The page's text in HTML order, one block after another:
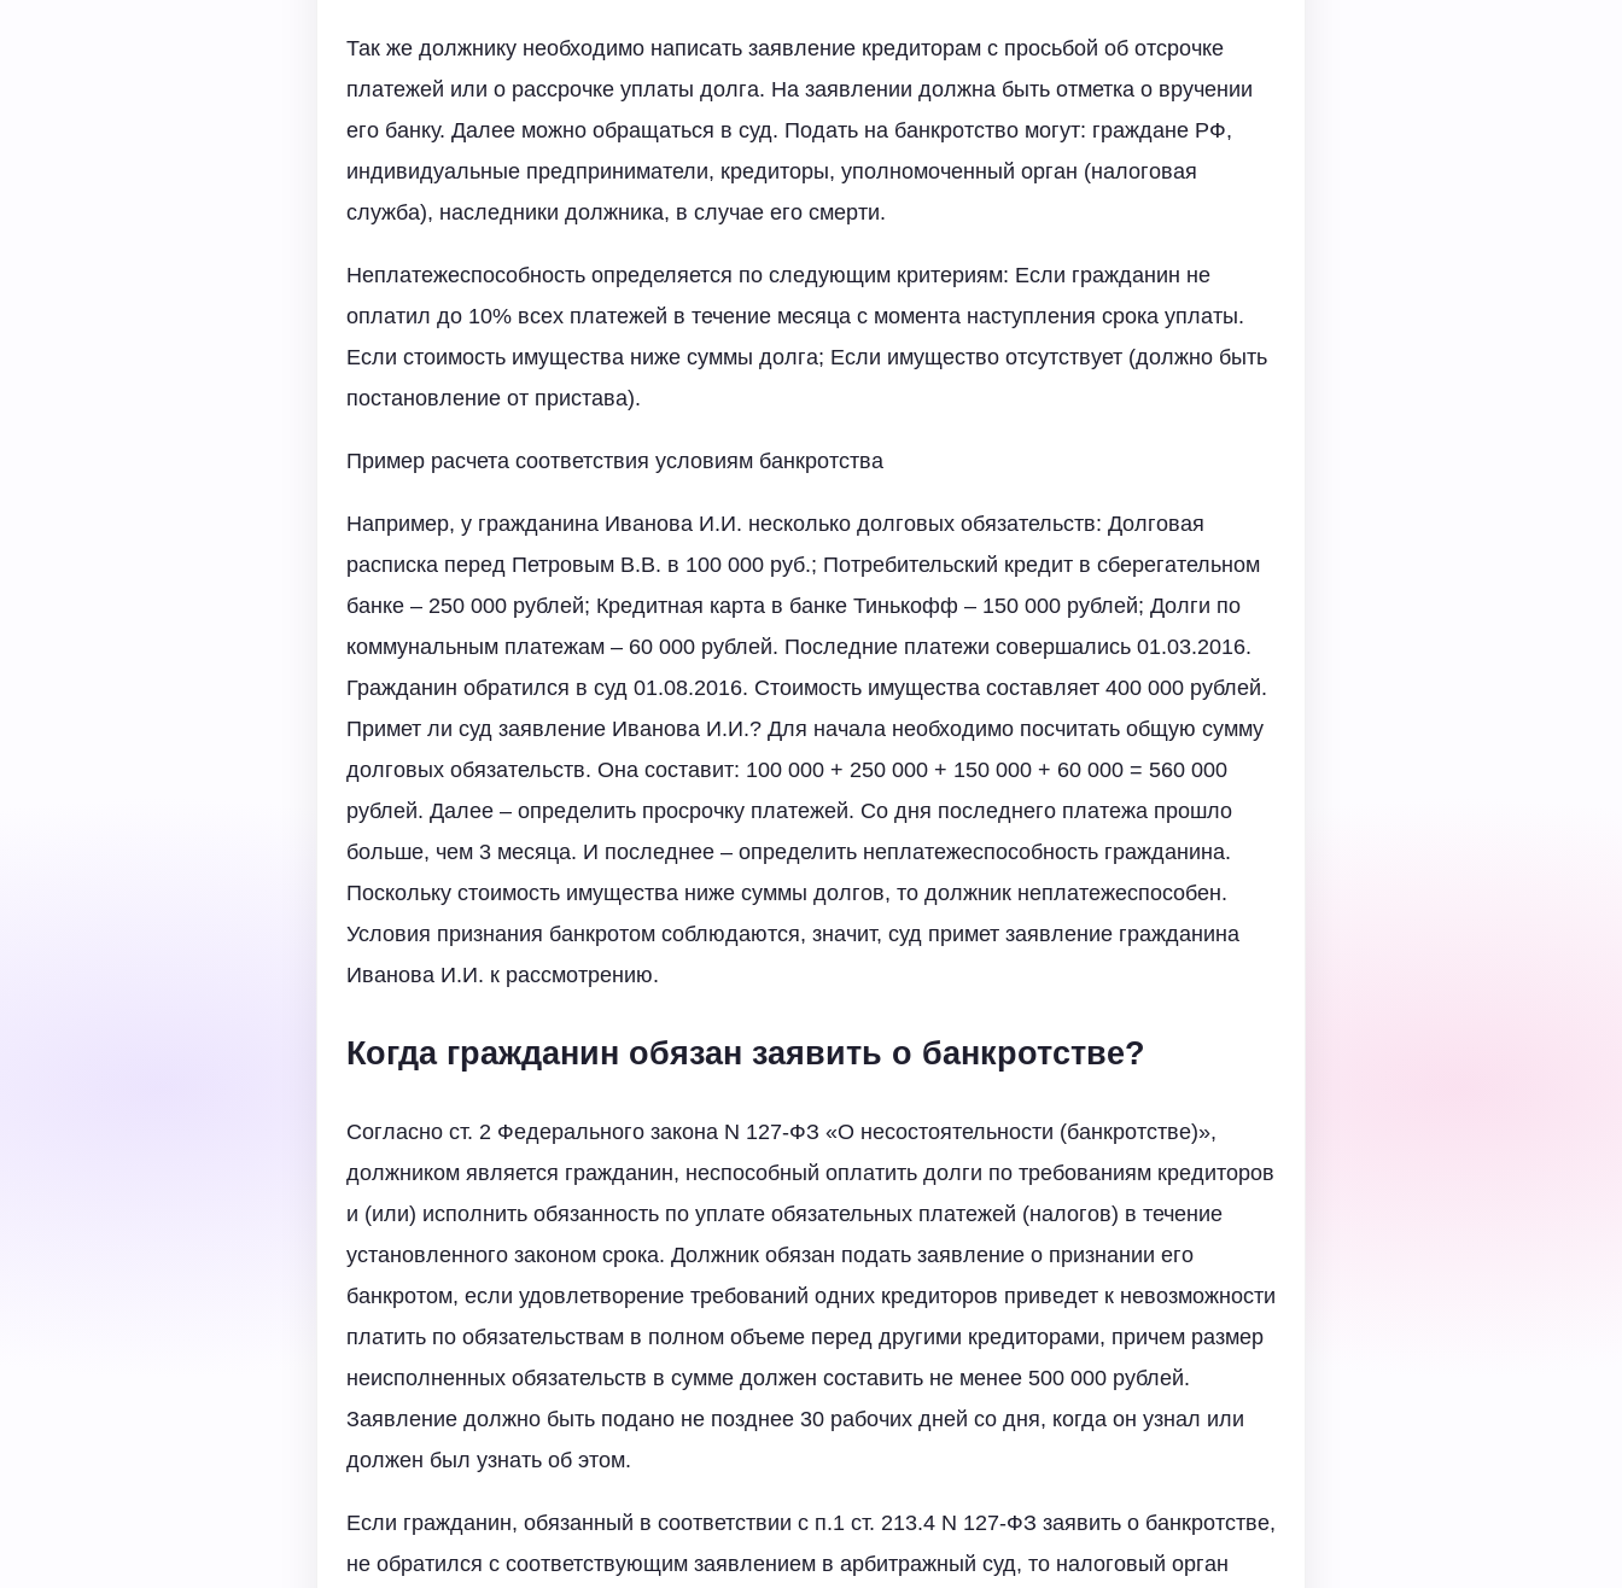
Так же должнику необходимо написать заявление кредиторам с просьбой об отсрочке
платежей или о рассрочке уплаты долга. На заявлении должна быть отметка о вручении
его банку. Далее можно обращаться в суд. Подать на банкротство могут: граждане РФ,
индивидуальные предприниматели, кредиторы, уполномоченный орган (налоговая
служба), наследники должника, в случае его смерти.
Неплатежеспособность определяется по следующим критериям: Если гражданин не
оплатил до 10% всех платежей в течение месяца с момента наступления срока уплаты.
Если стоимость имущества ниже суммы долга; Если имущество отсутствует (должно быть
постановление от пристава).
Пример расчета соответствия условиям банкротства
Например, у гражданина Иванова И.И. несколько долговых обязательств: Долговая
расписка перед Петровым В.В. в 100 000 руб.; Потребительский кредит в сберегательном
банке – 250 000 рублей; Кредитная карта в банке Тинькофф – 150 000 рублей; Долги по
коммунальным платежам – 60 000 рублей. Последние платежи совершались 01.03.2016.
Гражданин обратился в суд 01.08.2016. Стоимость имущества составляет 400 000 рублей.
Примет ли суд заявление Иванова И.И.? Для начала необходимо посчитать общую сумму
долговых обязательств. Она составит: 100 000 + 250 000 + 150 000 + 60 000 = 560 000
рублей. Далее – определить просрочку платежей. Со дня последнего платежа прошло
больше, чем 3 месяца. И последнее – определить неплатежеспособность гражданина.
Поскольку стоимость имущества ниже суммы долгов, то должник неплатежеспособен.
Условия признания банкротом соблюдаются, значит, суд примет заявление гражданина
Иванова И.И. к рассмотрению.
Когда гражданин обязан заявить о банкротстве?
Согласно ст. 2 Федерального закона N 127-ФЗ «О несостоятельности (банкротстве)»,
должником является гражданин, неспособный оплатить долги по требованиям кредиторов
и (или) исполнить обязанность по уплате обязательных платежей (налогов) в течение
установленного законом срока. Должник обязан подать заявление о признании его
банкротом, если удовлетворение требований одних кредиторов приведет к невозможности
платить по обязательствам в полном объеме перед другими кредиторами, причем размер
неисполненных обязательств в сумме должен составить не менее 500 000 рублей.
Заявление должно быть подано не позднее 30 рабочих дней со дня, когда он узнал или
должен был узнать об этом.
Если гражданин, обязанный в соответствии с п.1 ст. 213.4 N 127-ФЗ заявить о банкротстве,
не обратился с соответствующим заявлением в арбитражный суд, то налоговый орган